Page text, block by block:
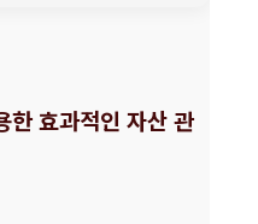
한 효과적인 자산 관